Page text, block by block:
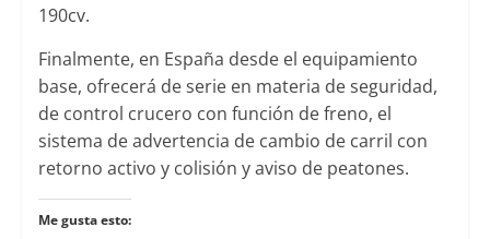
190cv.
Finalmente, en España desde el equipamiento
base, ofrecerá de serie en materia de seguridad,
de control crucero con función de freno, el
sistema de advertencia de cambio de carril con
retorno activo y colisión y aviso de peatones.
Me gusta esto: